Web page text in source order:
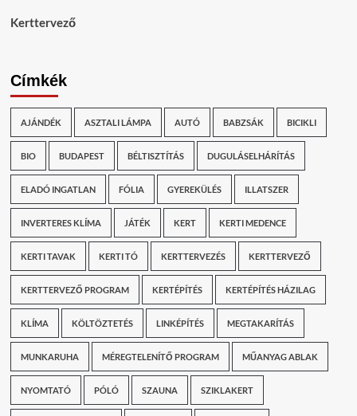
Kerttervező
Címkék
AJÁNDÉK ASZTALI LÁMPA AUTÓ BABZSÁK BICIKLI
BIO BUDAPEST BÉLTISZTÍTÁS DUGULÁSELHÁRÍTÁS
ELADÓ INGATLAN FÓLIA GYEREKÜLÉS ILLATSZER
INVERTERES KLÍMA JÁTÉK KERT KERTI MEDENCE
KERTI TAVAK KERTI TÓ KERTTERVEZÉS KERTTERVEZŐ
KERTTERVEZŐ PROGRAM KERTÉPÍTÉS KERTÉPÍTÉS HÁZILAG
KLÍMA KÖLTÖZTETÉS LINKÉPÍTÉS MEGTAKARÍTÁS
MUNKARUHA MÉREGTELENÍTŐ PROGRAM MŰANYAG ABLAK
NYOMTATÓ PÓLÓ SZAUNA SZIKLAKERT